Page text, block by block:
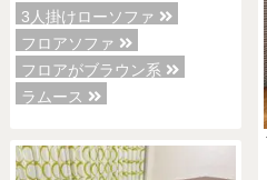
3人掛けローソファ
フロアソファ
フロアがブラウン系
ラムース